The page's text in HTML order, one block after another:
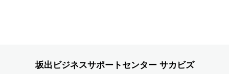
坂出ビジネスサポートセンター サカビズ